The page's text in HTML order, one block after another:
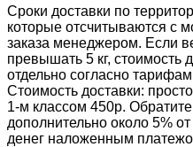
Сроки доставки по
которые отсчитываются с
заказа менеджером. Если
превышать 5 кг, стоимость
отдельно согласно
Стоимость доставки:
1-м классом 450р.
дополнительно около 5%
денег наложенным